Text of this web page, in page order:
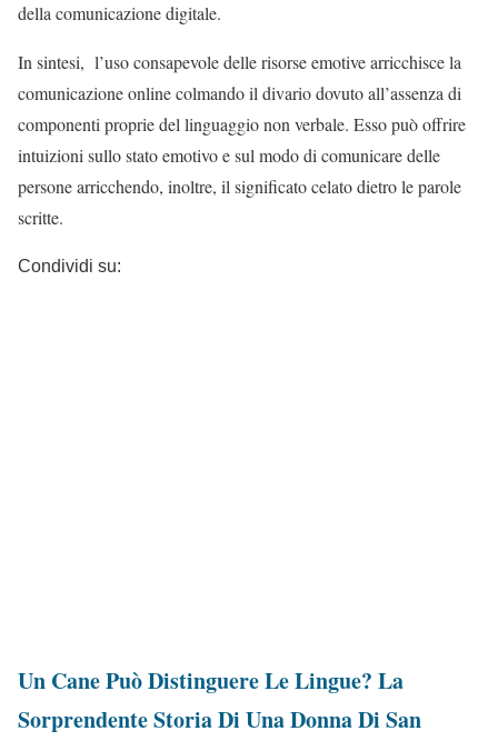
della comunicazione digitale.
In sintesi, l’uso consapevole delle risorse emotive arricchisce la
comunicazione online colmando il divario dovuto all’assenza di
componenti proprie del linguaggio non verbale. Esso può offrire
intuizioni sullo stato emotivo e sul modo di comunicare delle
persone arricchendo, inoltre, il significato celato dietro le parole
scritte.
Condividi su:
Un Cane Può Distinguere Le Lingue? La
Sorprendente Storia Di Una Donna Di San